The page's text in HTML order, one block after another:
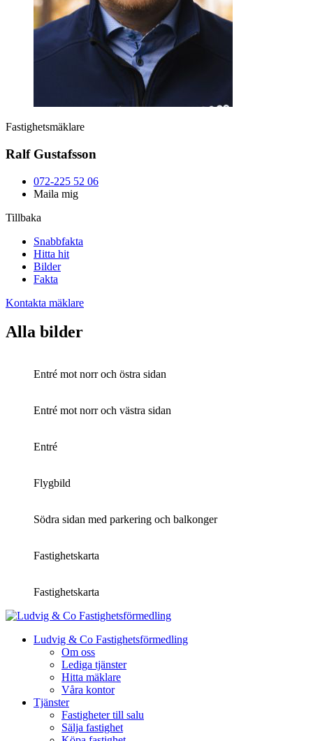
Fastighetsmäklare
Ralf Gustafsson
072-225 52 06
Maila mig
Tillbaka
Snabbfakta
Hitta hit
Bilder
Fakta
Kontakta mäklare
Alla bilder
Entré mot norr och östra sidan
Entré mot norr och västra sidan
Entré
Flygbild
Södra sidan med parkering och balkonger
Fastighetskarta
Fastighetskarta
Ludvig & Co Fastighetsförmedling
Om oss
Lediga tjänster
Hitta mäklare
Våra kontor
Tjänster
Fastigheter till salu
Sälja fastighet